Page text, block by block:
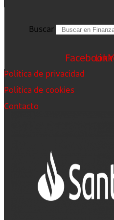
Buscar
Facebook
Política de privacidad
Política de cookies
Contacto